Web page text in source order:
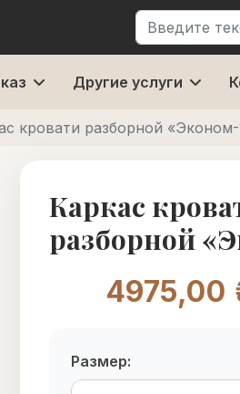
Поиск
Другие услуги
кровати разборной «Эконом-
Каркас
разборной
4975,00
Размер: